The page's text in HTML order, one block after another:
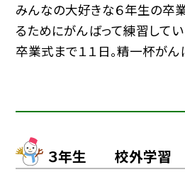
みんなの大好きな６年生の卒
るためにがんばって練習してい
卒業式まで１１日。精一杯がん
３年生 校外学習